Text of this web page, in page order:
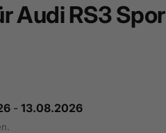
Audi RS3
- 13.08.2026